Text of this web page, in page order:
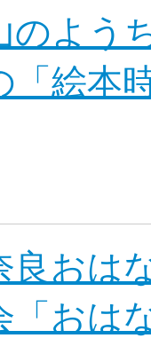
ィア
・講
を探す
のよう
「絵本
良おは
「おは